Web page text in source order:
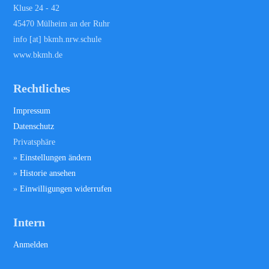
Kluse 24 - 42
45470 Mülheim an der Ruhr
info [at] bkmh.nrw.schule
www.bkmh.de
Rechtliches
Impressum
Datenschutz
Privatsphäre
»Einstellungen ändern
»Historie ansehen
»Einwilligungen widerrufen
Intern
Anmelden